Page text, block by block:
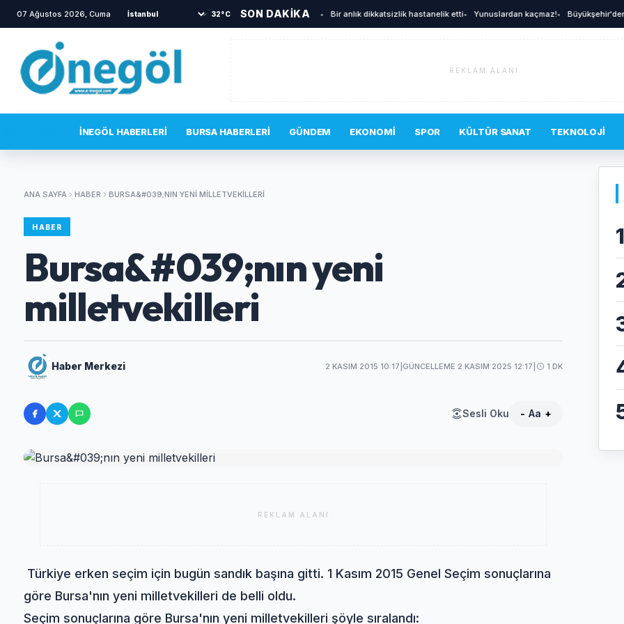
07 Ağustos 2026, Cuma 32°C SON DAKİKA
TOKİ sakinlerini korkutan yangın• Bir anlık dikkatsizlik hastanelik etti• Yunuslardan kaçmaz!• Büyükşehir'den
REKLAM ALANI
İNEGÖL HABERLERI BURSA HABERLERI GÜNDEM EKONOMI SPOR KÜLTÜR SANAT TEKNOLOJI
ANA SAYFA HABER BURSA&#039;NIN YENI MILLETVEKILLERI
HABER
Bursa&#039;nın yeni
milletvekilleri
Haber Merkezi 2 KASIM 2015 10:17 GÜNCELLEME 2 KASIM 2025 12:17 1 DK
Sesli Oku - Aa +
REKLAM ALANI
Türkiye erken seçim için bugün sandık başına gitti. 1 Kasım 2015 Genel Seçim sonuçlarına
göre Bursa'nın yeni milletvekilleri de belli oldu.
Seçim sonuçlarına göre Bursa'nın yeni milletvekilleri şöyle sıralandı:
1